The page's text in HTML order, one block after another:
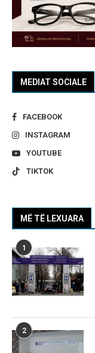
MEDIAT SOCIALE
FACEBOOK
INSTAGRAM
YOUTUBE
TIKTOK
MË TË LEXUARA
1
2